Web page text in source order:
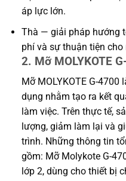
áp lực lớn.
Thà — giải pháp hướng
phí và sự thuận tiện
2. Mỡ MOLYKOTE
Mỡ MOLYKOTE G-
dụng nhằm tạo ra kết
làm việc. Trên thực tế,
lượng, giảm làm lại và
trình. Những thông tin
gồm: Mỡ Molykote G-
lớp 2, dùng cho thiết bị